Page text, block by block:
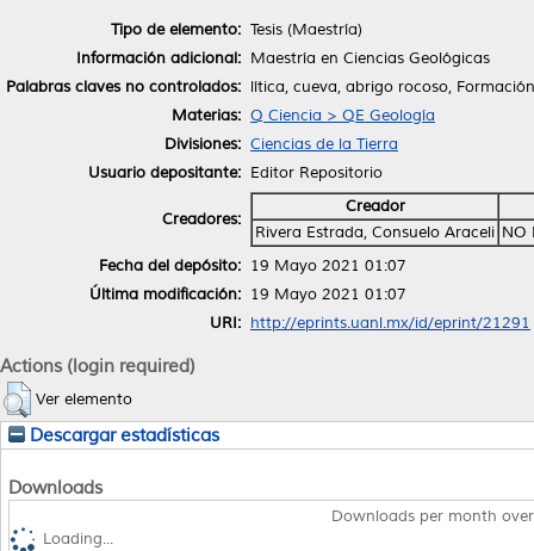
Tipo de elemento: Tesis (Maestría)
Información adicional: Maestría en Ciencias Geológicas
Palabras claves no controlados: lítica, cueva, abrigo rocoso,
Materias: Q Ciencia > QE Geología
Divisiones: Ciencias de la Tierra
Usuario depositante: Editor Repositorio
Creadores:
Creador
Rivera Estrada, Consuelo Araceli NO
Fecha del depósito: 19 Mayo 2021 01:07
Última modificación: 19 Mayo 2021 01:07
URI: http://eprints.uanl.mx/id/eprint/21291
Actions (login required)
Ver elemento
Descargar estadísticas
Downloads
Downloads per month
Loading...